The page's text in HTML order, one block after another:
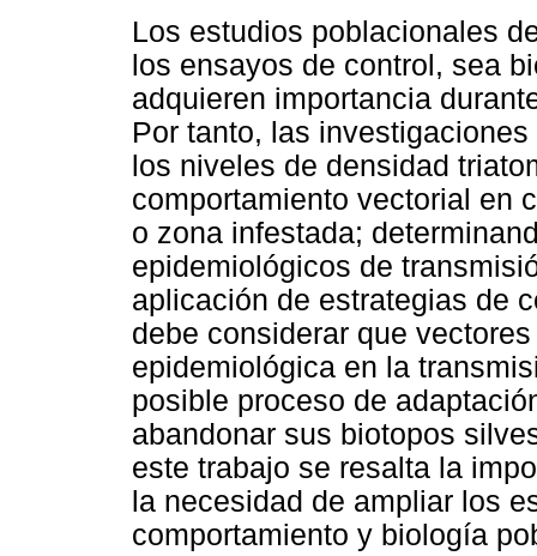
Los estudios poblacionales
los ensayos de control, sea
adquieren importancia
Por tanto, las
los niveles de densidad
comportamiento vectorial en
o zona infestada;
epidemiológicos de
aplicación de estrategias de
debe considerar que
epidemiológica en la
posible proceso de
abandonar sus biotopos
este trabajo se resalta la
la necesidad de ampliar los
comportamiento y biología